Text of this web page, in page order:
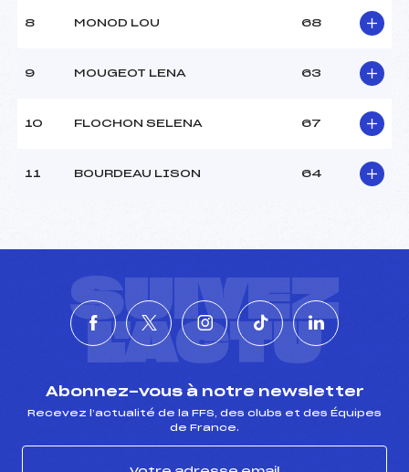
8 MONOD LOU 68
9 MOUGEOT LENA 63
10 FLOCHON SELENA 67
11 BOURDEAU LISON 64
SUIVEZ
L'ACTU
Abonnez-vous à notre newsletter
Recevez l’actualité de la FFS, des clubs et des Équipes
de France.